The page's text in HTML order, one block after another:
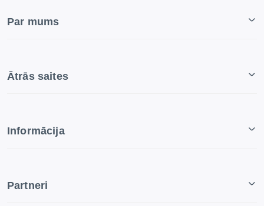
Par mums
Ātrās saites
Informācija
Partneri